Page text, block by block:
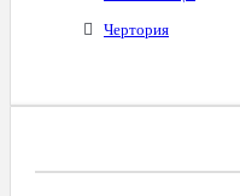
Чертория